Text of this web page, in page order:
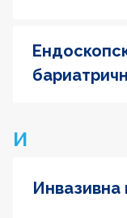
И
Инвазивна